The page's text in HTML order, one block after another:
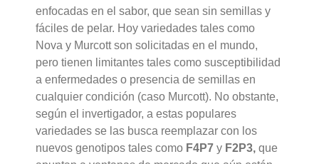
enfocadas en el sabor, que sean sin semillas y
fáciles de pelar. Hoy variedades tales como
Nova y Murcott son solicitadas en el mundo,
pero tienen limitantes tales como susceptibilidad
a enfermedades o presencia de semillas en
cualquier condición (caso Murcott). No obstante,
según el invertigador, a estas populares
variedades se las busca reemplazar con los
nuevos genotipos tales como F4P7 y F2P3, que